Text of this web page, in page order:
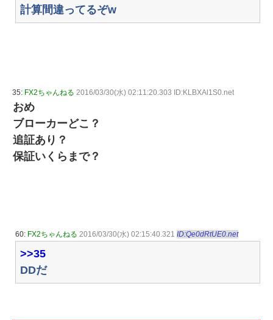
計算間違ってるぞw
35: FX2ちゃんねる 2016/03/30(水) 02:11:20.303 ID:KLBXAl1S0.net
おめ
ブローカーどこ？
追証あり？
保証いくらまで？
60: FX2ちゃんねる 2016/03/30(水) 02:15:40.321 ID:Qe0dRtUE0.net
>>35
DDだ